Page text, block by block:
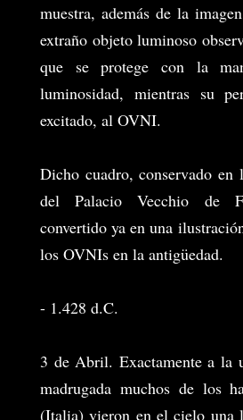
muestra, además de la
extraño objeto luminoso
que se protege con la
luminosidad, mientras su
excitado, al OVNI.
Dicho cuadro, conservado en
del Palacio Vecchio de
convertido ya en una
los OVNIs en la antigüedad.
- 1.428 d.C.
3 de Abril. Exactamente a la
madrugada muchos de los
(Italia) vieron en el cielo una